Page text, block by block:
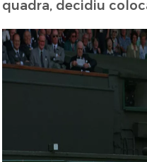
quadra, decidiu